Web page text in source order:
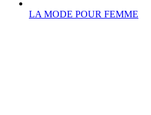
LA MODE POUR FEMME